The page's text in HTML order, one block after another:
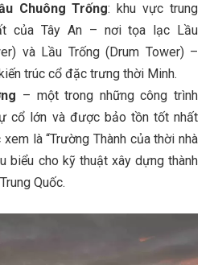
Chuông Trống: khu vực trung
của Tây An – nơi tọa lạc Lầu
và Lầu Trống (Drum Tower) –
trúc cổ đặc trưng thời Minh.
– một trong những công trình
cổ lớn và được bảo tồn tốt nhất
là “Trường Thành của thời nhà
biểu cho kỹ thuật xây dựng thành
Quốc.